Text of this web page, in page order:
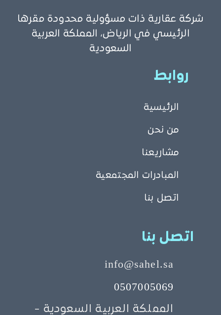
شركة عقارية ذات مسؤولية محدودة مقرها
الرئيسي في الرياض، المملكة العربية
السعودية
روابط
الرئيسية
من نحن
مشاريعنا
المبادرات المجتمعية
اتصل بنا
اتصل بنا
info@sahel.sa
0507005069
المملكة العربية السعودية -